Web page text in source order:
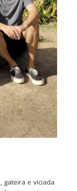
gateira e viciada